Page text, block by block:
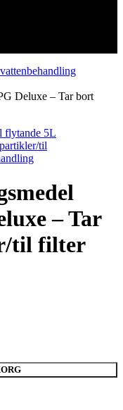
Deluxe – Tar bort
– Tar
til filter